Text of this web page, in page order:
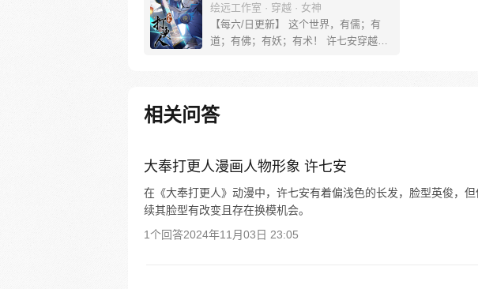
绘远工作室 · 穿越 · 女神
【每六/日更新】 这个世界，有儒；有
道；有佛；有妖；有术！ 许七安穿越醒
果…… 改编自阅文集团作者卖报小郎君
同名小说 QQ群号：799493374
相关问答
大奉打更人漫画人物形象 许七安
在《大奉打更人》动漫中，许七安有着偏浅色的长发，脸型英俊，
续其脸型有改变且存在换模机会。
1个回答2024年11月03日 23:05